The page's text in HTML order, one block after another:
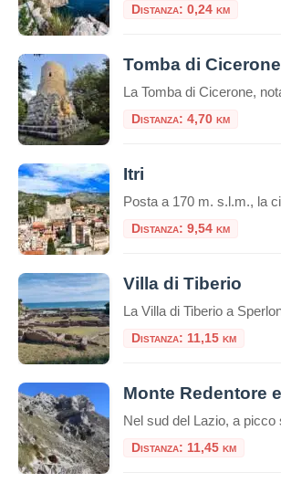
Distanza: 0,24 km
Tomba di Cicerone
Distanza: 4,70 km
Itri
Distanza: 9,54 km
Villa di Tiberio
Distanza: 11,15 km
Distanza: 11,45 km